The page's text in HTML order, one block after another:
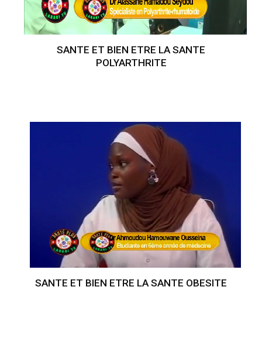
SANTE ET BIEN ETRE LA SANTE
POLYARTHRITE
SANTE ET BIEN ETRE LA SANTE OBESITE